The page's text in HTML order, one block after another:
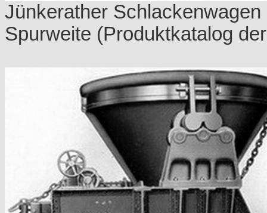
Jünkerather
Spurweite (Produktkatalog